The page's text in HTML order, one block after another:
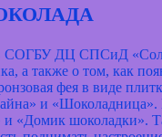
ДЦ СПСиД
а также о том, как
фея в виде
и
«Домик шоколадки».